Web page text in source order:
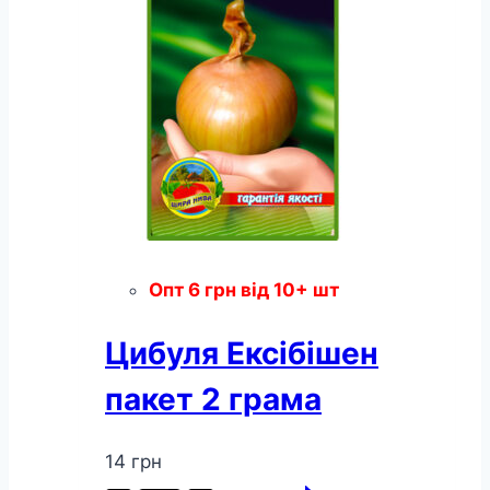
Опт 6 грн від 10+ шт
Цибуля Ексібішен
пакет 2 грама
14 грн